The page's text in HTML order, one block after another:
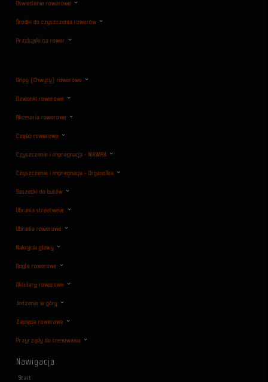
Oświetlenie rowerowe
Środki do czyszczenia rowerów
Przekąski na rower
Gripy (Chwyty) rowerowe
Dzwonki rowerowe
Akcesoria rowerowe
Części rowerowe
Czyszczenie i impregnacja - NIKWAX
Czyszczenie i impregnacja - OrganoTex
Saszetki do butów
Ubrania streetwear
Ubrania rowerowe
Nakrycia głowy
Gogle rowerowe
Oklulary rowerowe
Jedzenie w góry
Zapięcia rowerowe
Przyrządy do trenowania
Nawigacja
Start